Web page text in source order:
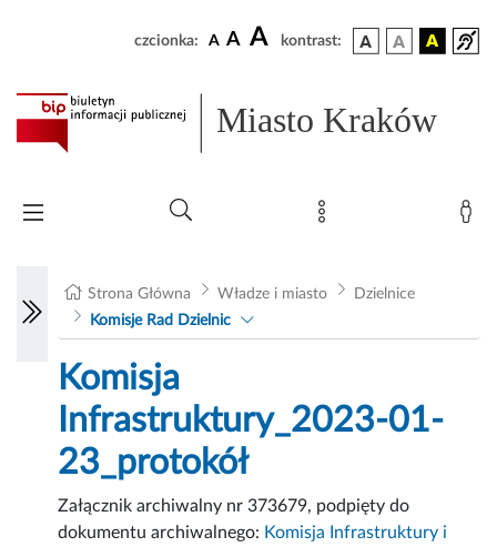
czcionka: A A A kontrast:
Miasto Kraków
Strona Główna Władze i miasto
Dzielnice
Komisje Rad Dzielnic
Komisja
Infrastruktury_2023-01-
23_protokół
Załącznik archiwalny nr 373679, podpięty do
dokumentu archiwalnego: Komisja Infrastruktury i